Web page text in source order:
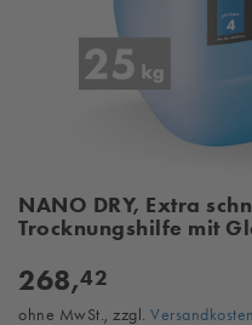
NANO DRY, Extra
Trocknungshilfe mit
268,42
ohne MwSt., zzgl. Versandkosten